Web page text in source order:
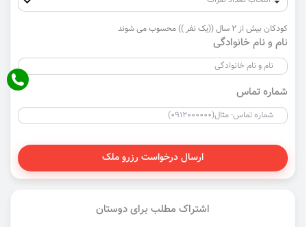
کودکان بیش از 2 سال ((یک نفر )) محسوب می شوند
نام و نام خانوادگی
شماره تماس
ارسال درخواست رزرو ملک
اشتراک مطلب برای دوستان